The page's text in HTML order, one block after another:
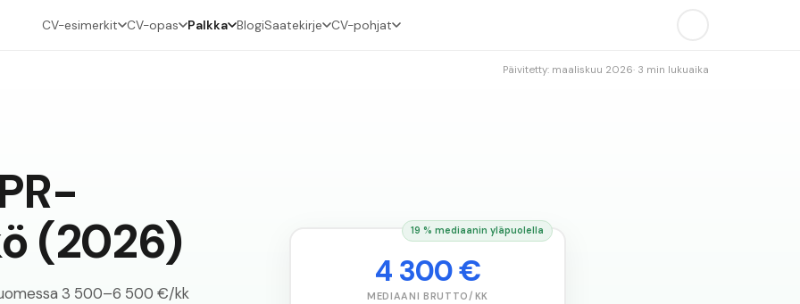
CV-esimerkit CV-opas Palkka BlogiSaatekirje CV-pohjat
Päivitetty: maaliskuu 2026· 3 min lukuaika
(2026)
3 500–6 500 €/kk
19 % mediaanin yläpuolella
4 300 €
MEDIAANI BRUTTO/KK